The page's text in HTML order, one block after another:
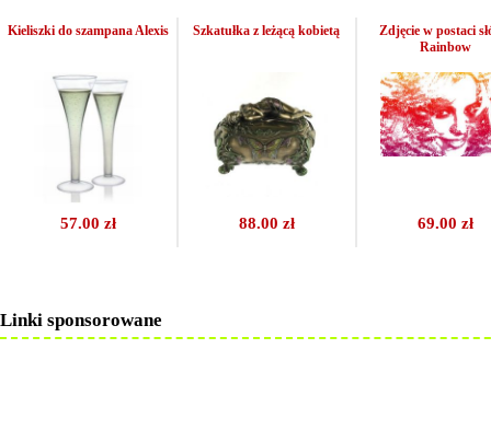
57.00 zł
Kieliszki do szampana Alexis
88.00 zł
Szkatułka z leżącą kobietą
69.00 zł
Zdjęcie w postaci
Rainbow
Linki sponsorowane